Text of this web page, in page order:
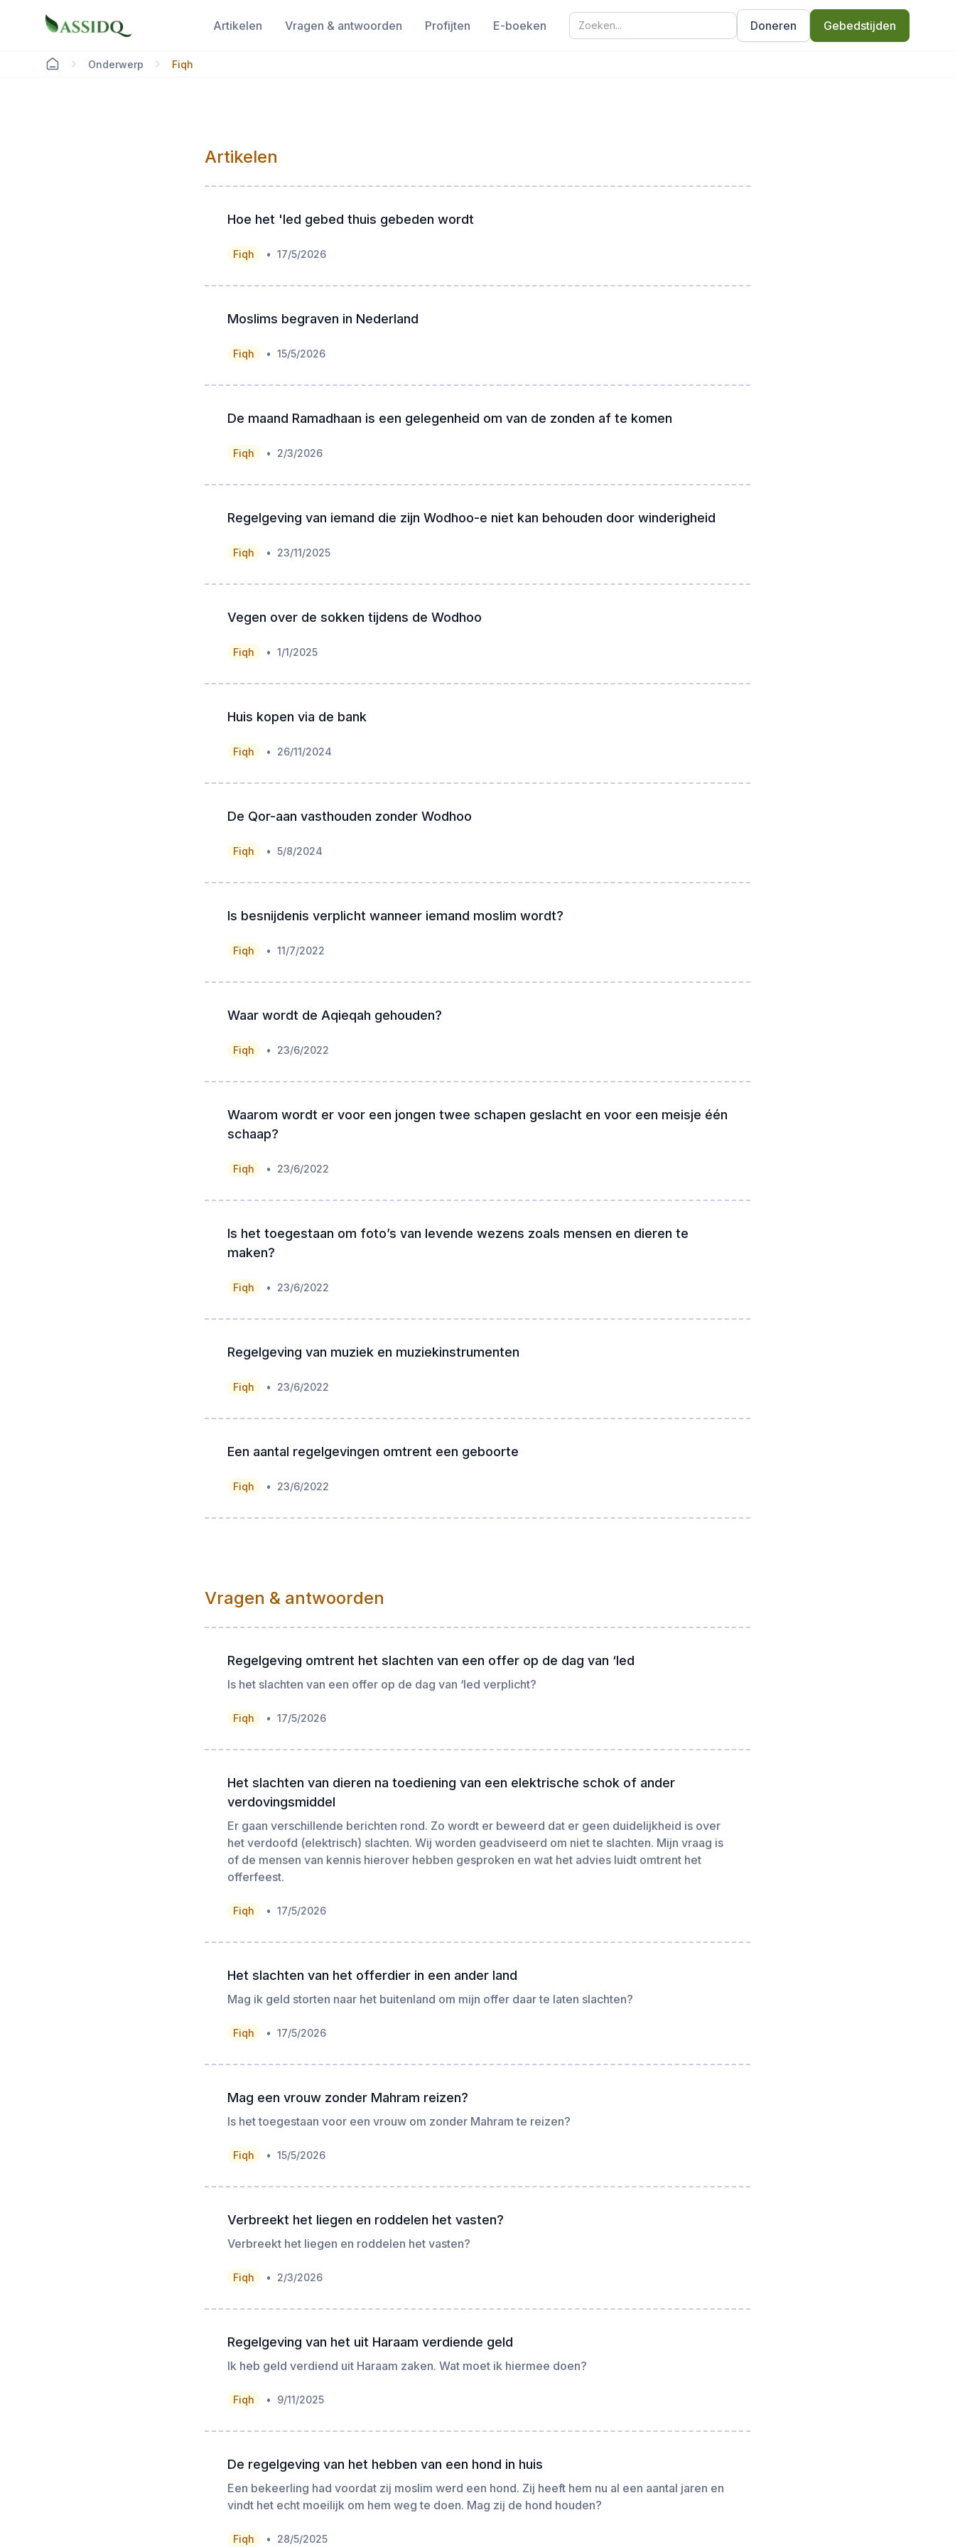
Artikelen Vragen & antwoorden Profijten E-boeken Doneren Gebedstijden
Onderwerp Fiqh
Artikelen
Hoe het 'Ied gebed thuis gebeden wordt
Fiqh • 17/5/2026
Moslims begraven in Nederland
Fiqh • 15/5/2026
De maand Ramadhaan is een gelegenheid om van de zonden af te komen
Fiqh • 2/3/2026
Regelgeving van iemand die zijn Wodhoo-e niet kan behouden door winderigheid
Fiqh • 23/11/2025
Vegen over de sokken tijdens de Wodhoo
Fiqh • 1/1/2025
Huis kopen via de bank
Fiqh • 26/11/2024
De Qor-aan vasthouden zonder Wodhoo
Fiqh • 5/8/2024
Is besnijdenis verplicht wanneer iemand moslim wordt?
Fiqh • 11/7/2022
Waar wordt de Aqieqah gehouden?
Fiqh • 23/6/2022
Waarom wordt er voor een jongen twee schapen geslacht en voor een meisje één
schaap?
Fiqh • 23/6/2022
Is het toegestaan om foto’s van levende wezens zoals mensen en dieren te
maken?
Fiqh • 23/6/2022
Regelgeving van muziek en muziekinstrumenten
Fiqh • 23/6/2022
Een aantal regelgevingen omtrent een geboorte
Fiqh • 23/6/2022
Vragen & antwoorden
Regelgeving omtrent het slachten van een offer op de dag van ‘Ied
Is het slachten van een offer op de dag van ‘Ied verplicht?
Fiqh • 17/5/2026
Het slachten van dieren na toediening van een elektrische schok of ander
verdovingsmiddel
Er gaan verschillende berichten rond. Zo wordt er beweerd dat er geen duidelijkheid is over
het verdoofd (elektrisch) slachten. Wij worden geadviseerd om niet te slachten. Mijn vraag is
of de mensen van kennis hierover hebben gesproken en wat het advies luidt omtrent het
offerfeest.
Fiqh • 17/5/2026
Het slachten van het offerdier in een ander land
Mag ik geld storten naar het buitenland om mijn offer daar te laten slachten?
Fiqh • 17/5/2026
Mag een vrouw zonder Mahram reizen?
Is het toegestaan voor een vrouw om zonder Mahram te reizen?
Fiqh • 15/5/2026
Verbreekt het liegen en roddelen het vasten?
Verbreekt het liegen en roddelen het vasten?
Fiqh • 2/3/2026
Regelgeving van het uit Haraam verdiende geld
Ik heb geld verdiend uit Haraam zaken. Wat moet ik hiermee doen?
Fiqh • 9/11/2025
De regelgeving van het hebben van een hond in huis
Een bekeerling had voordat zij moslim werd een hond. Zij heeft hem nu al een aantal jaren en
vindt het echt moeilijk om hem weg te doen. Mag zij de hond houden?
Fiqh • 28/5/2025